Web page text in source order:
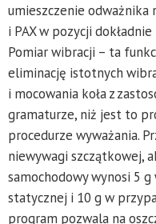
umieszczenie
i PAX w pozycji
Pomiar wibracji – ta
eliminację istotnych
i mocowania koła z
gramaturze, niż jest to
procedurze wyważania.
niewywagi szczątkowej,
samochodowy wynosi 5
statycznej i 10 g w
program pozwala na